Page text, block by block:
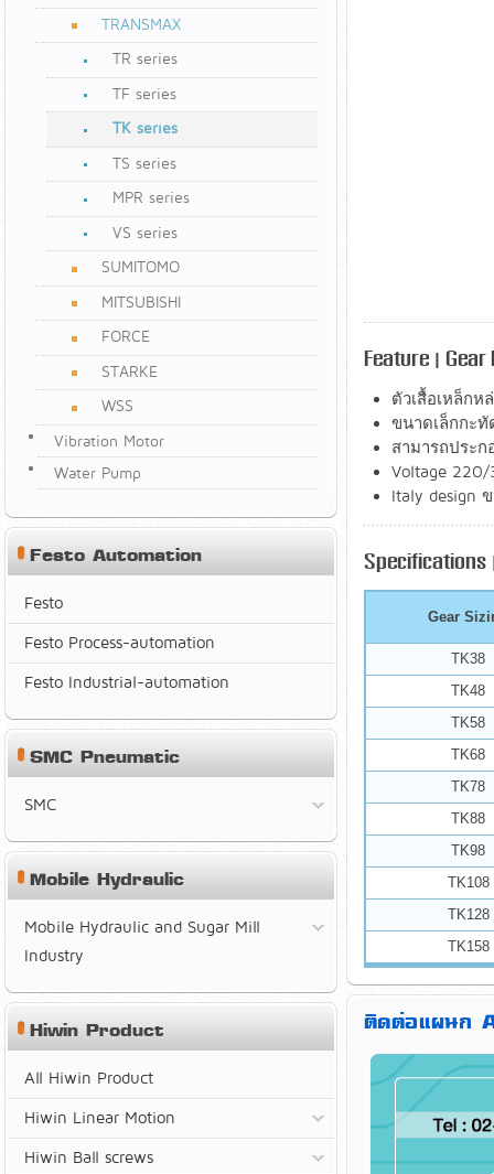
Feature | Gear
ตัวเสื้อเหล็กห
ขนาดเล็กกะ
สามารถประ
Voltage 220/
Italy design
Specifications
Gear
TK38
TK48
TK58
TK68
TK78
TK88
TK98
TK108
TK128
TK158
ติดต่อแผนก
TRANSMAX
TR series
TF series
TK series
TS series
MPR series
VS series
SUMITOMO
MITSUBISHI
FORCE
STARKE
WSS
Vibration Motor
Water Pump
Festo Automation
Festo
Festo Process-automation
Festo Industrial-automation
SMC Pneumatic
SMC
Mobile Hydraulic
Mobile Hydraulic and Sugar Mill
Industry
Hiwin Product
All Hiwin Product
Hiwin Linear Motion
Hiwin Ball screws